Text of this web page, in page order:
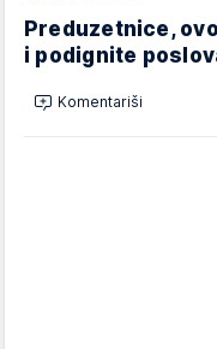
Preduzetnice,
i podignite
Komentariši